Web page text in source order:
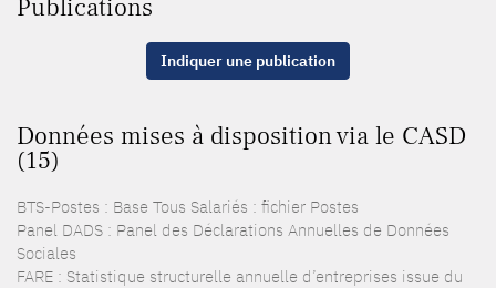
Publications
Indiquer une publication
Données mises à disposition via le CASD
(15)
BTS-Postes : Base Tous Salariés : fichier Postes
Panel DADS : Panel des Déclarations Annuelles de Données
Sociales
FARE : Statistique structurelle annuelle d’entreprises issue du